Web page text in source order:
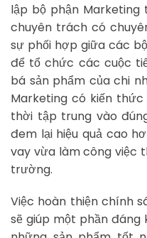
lập bộ phận
chuyên trách có
sự phối hợp giữa các
để tổ chức các cuộc
bá sản phẩm của chi
Marketing có kiến
thời tập trung vào
đem lại hiệu quả cao
vay vừa làm công việc
trường.
Việc hoàn thiện chính
sẽ giúp một phần đáng